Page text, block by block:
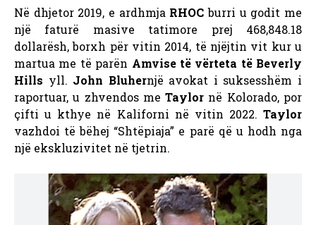
Në dhjetor 2019, e ardhmja RHOC burri u godit me
një faturë masive tatimore prej 468,848.18
dollarësh, borxh për vitin 2014, të njëjtin vit kur u
martua me të parën Amvise të vërteta të Beverly
Hills yll. John Bluhernjë avokat i suksesshëm i
raportuar, u zhvendos me Taylor në Kolorado, por
çifti u kthye në Kaliforni në vitin 2022. Taylor
vazhdoi të bëhej “Shtëpiaja” e parë që u hodh nga
një ekskluzivitet në tjetrin.